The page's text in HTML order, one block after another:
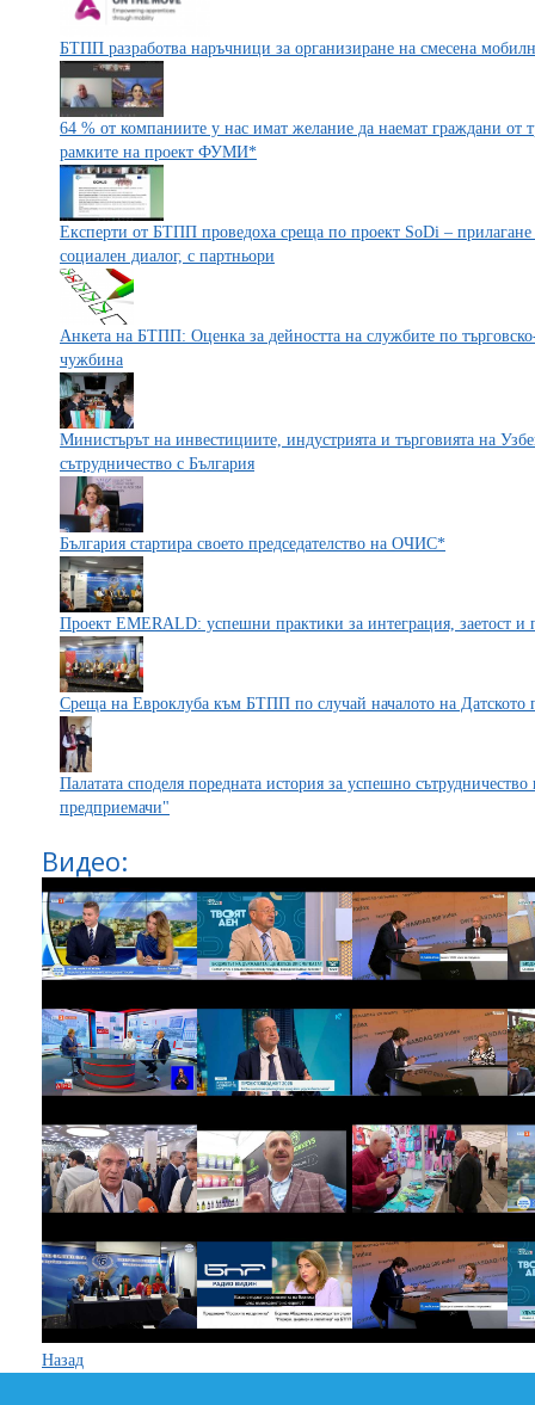
БТПП разработва наръчници за организиране на смесена
64 % от компаниите у нас имат желание да наемат граждани от
рамките на проект ФУМИ*
Експерти от БТПП проведоха среща по проект SoDi – прилагане
социален диалог, с партньори
Анкета на БТПП: Оценка за дейността на службите по
чужбина
Министърът на инвестициите, индустрията и търговията на
сътрудничество с България
България стартира своето председателство на ОЧИС*
Проект EMERALD: успешни практики за интеграция, заетост и
Среща на Евроклуба към БТПП по случай началото на Датското
Палатата споделя поредната история за успешно
предприемачи"
Видео:
Назад